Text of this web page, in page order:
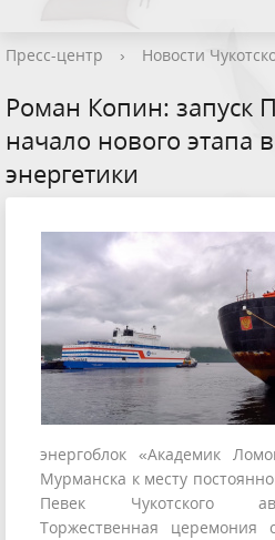
Пресс-центр › Новости
Роман Копин: запуск
начало нового этапа
энергетики
энергоблок «Академик
Мурманска к месту
Певек Чукотского
Торжественная церемония